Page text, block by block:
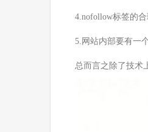
4.nofollow标签的
5.网站内部要有一
总而言之除了技术